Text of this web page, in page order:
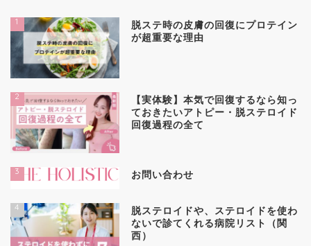
1
脱ステ時の皮膚の回復にプロテイン
が超重要な理由
2
【実体験】本気で回復するなら知っ
ておきたいアトピー・脱ステロイド
回復過程の全て
3 お問い合わせ
4
脱ステロイドや、ステロイドを使わ
ないで診てくれる病院リスト（関
西）